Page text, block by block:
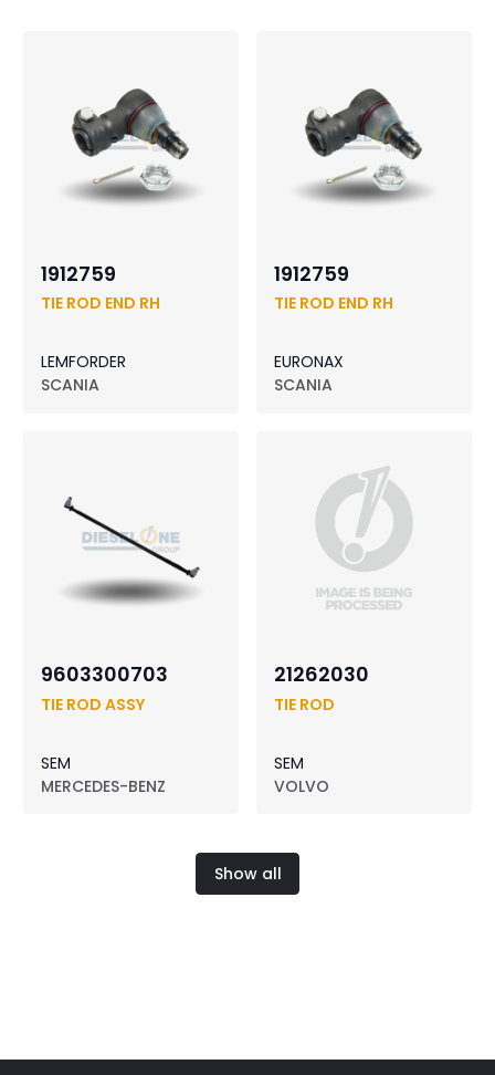
1912759
TIE ROD END RH
LEMFORDER
SCANIA
1912759
TIE ROD END RH
EURONAX
SCANIA
9603300703
TIE ROD ASSY
SEM
MERCEDES-BENZ
21262030
TIE ROD
SEM
VOLVO
Show all